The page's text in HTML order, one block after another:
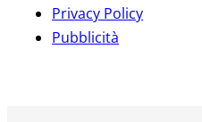
Privacy Policy
Pubblicità